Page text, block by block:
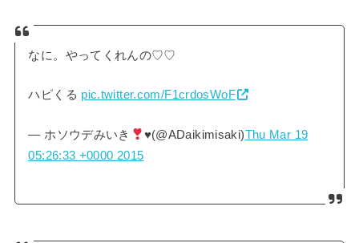
なに。やってくれんの♡♡
ハピくる pic.twitter.com/F1crdosWoF
— ホソウデみいき ♥(@ADaikimisaki)Thu Mar 19
05:26:33 +0000 2015